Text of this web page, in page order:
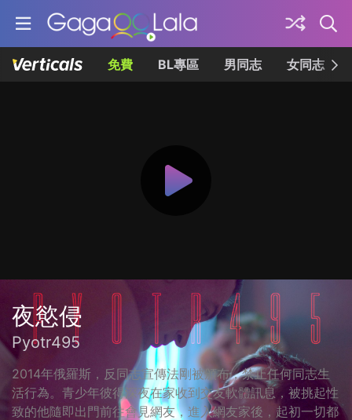
免費 BL專區 男同志 女同志
夜慾侵
Pyotr495
2014年俄羅斯，反同志宣傳法剛被頒布，禁止任何同志生
活行為。青少年彼得深夜在家收到交友軟體訊息，被挑起性
致的他隨即出門前往會見網友，進入網友家後，起初一切都